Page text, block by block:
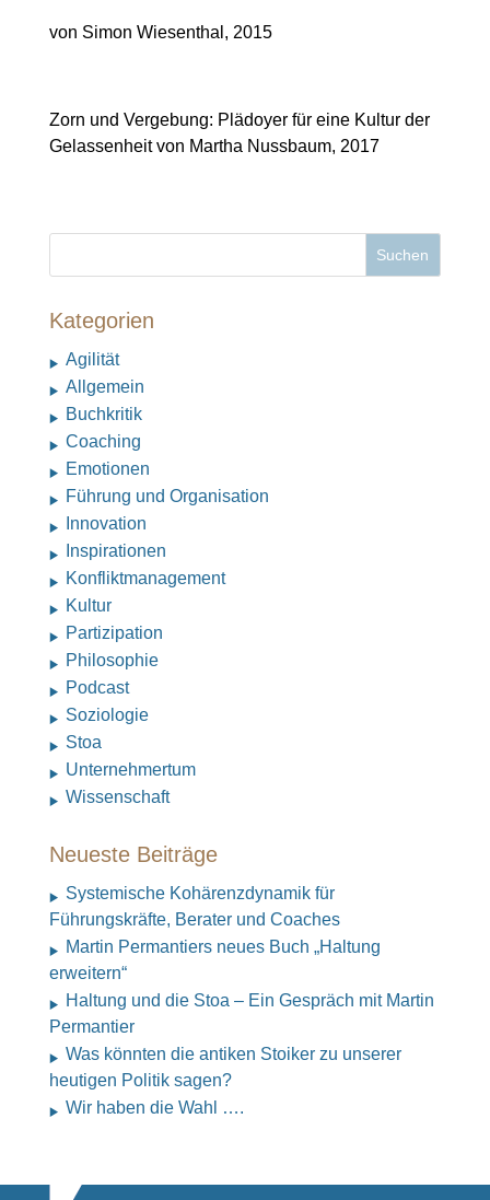
von Simon Wiesenthal, 2015
Zorn und Vergebung: Plädoyer für eine Kultur der
Gelassenheit von Martha Nussbaum, 2017
Kategorien
Agilität
Allgemein
Buchkritik
Coaching
Emotionen
Führung und Organisation
Innovation
Inspirationen
Konfliktmanagement
Kultur
Partizipation
Philosophie
Podcast
Soziologie
Stoa
Unternehmertum
Wissenschaft
Neueste Beiträge
Systemische Kohärenzdynamik für
Führungskräfte, Berater und Coaches
Martin Permantiers neues Buch „Haltung
erweitern“
Haltung und die Stoa – Ein Gespräch mit Martin
Permantier
Was könnten die antiken Stoiker zu unserer
heutigen Politik sagen?
Wir haben die Wahl ….